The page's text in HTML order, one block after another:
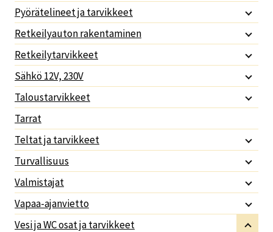
Pyörätelineet ja tarvikkeet
Retkeilyauton rakentaminen
Retkeilytarvikkeet
Sähkö 12V, 230V
Taloustarvikkeet
Tarrat
Teltat ja tarvikkeet
Turvallisuus
Valmistajat
Vapaa-ajanvietto
Vesi ja WC osat ja tarvikkeet